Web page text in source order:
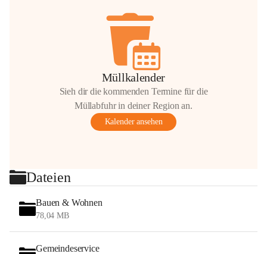
Müllkalender
Sieh dir die kommenden Termine für die
Müllabfuhr in deiner Region an.
Kalender ansehen
Dateien
Bauen & Wohnen
78,04 MB
Gemeindeservice